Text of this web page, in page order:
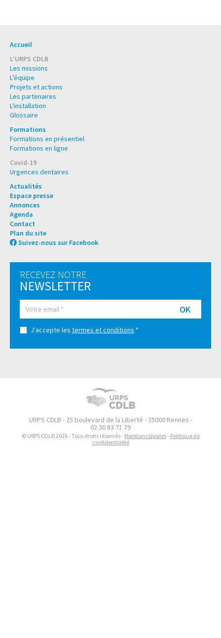
Accueil
L’URPS CDLB
Les missions
L’équipe
Projets et actions
Les partenaires
L'installation
Glossaire
Formations
Formations en présentiel
Formations en ligne
Covid-19
Urgences dentaires
Actualités
Espace presse
Annonces
Agenda
Contact
Plan du site
Suivez-nous sur Facebook
RECEVEZ NOTRE
NEWSLETTER
OK
J'accepte les termes et conditions *
URPS CDLB - 25 boulevard de la Liberté - 35000 Rennes -
02 30 83 71 79
© URPS CDLB 2026 - Tous droits réservés - Mentions légales- Politique de
confidentialité